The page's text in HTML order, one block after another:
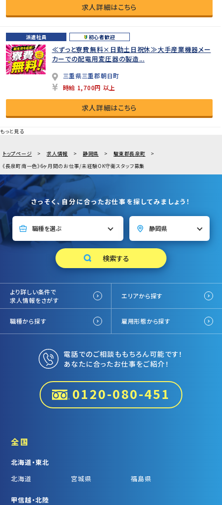
求人詳細はこちら
派遣社員 初心者歓迎
≪ずっと寮費無料×日勤土日祝休≫大手産業機器メー
カーでの配電用変圧器の製造...
三重県三重郡朝日町
時給 1,700円 以上
求人詳細はこちら
もっと見る
トップページ 求人情報 静岡県
駿東郡長泉町
《長泉町南一色》6ヶ月間のお仕事/未経験OK守衛スタッフ募集
さっそく、自分に合ったお仕事を探してみましょう！
より詳しい条件で
求人情報をさがす
エリアから探す
職種から探す 雇用形態から探す
電話でのご相談ももちろん可能です！
あなたに合ったお仕事をご紹介！
0120-080-451
全国
北海道・東北
北海道
宮城県 福島県
甲信越・北陸